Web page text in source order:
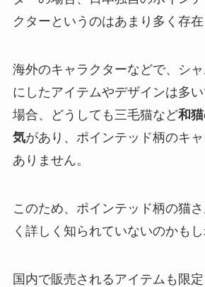
クターというのはあまり多く存在
海外のキャラクターなどで、シ
にしたアイテムやデザインは多
場合、どうしても三毛猫など和
気があり、ポインテッド柄のキ
ありません。
このため、ポインテッド柄の猫
く詳しく知られていないのかもし
国内で販売されるアイテムも限定